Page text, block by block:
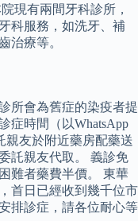
現有兩間牙科診所，
科服務，如洗牙、補
治療等。
所會為舊症的染疫者提
症時間（以WhatsApp
親友於附近藥房配藥送
託親友代取。 義診免
難者藥費半價。 東華
首日已經收到幾千位市
排診症，請各位耐心等